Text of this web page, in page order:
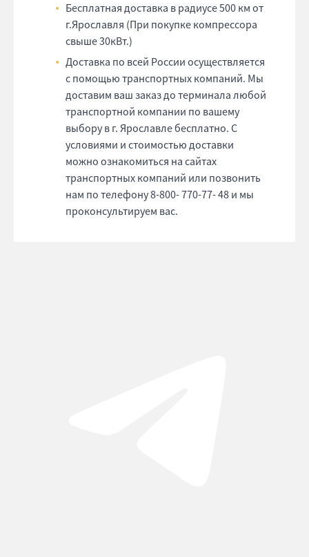
Бесплатная доставка в радиусе 500 км от
г.Ярославля (При покупке компрессора
свыше 30кВт.)
Доставка по всей России осуществляется
с помощью транспортных компаний. Мы
доставим ваш заказ до терминала любой
транспортной компании по вашему
выбору в г. Ярославле бесплатно. С
условиями и стоимостью доставки
можно ознакомиться на сайтах
транспортных компаний или позвонить
нам по телефону 8-800- 770-77- 48 и мы
проконсультируем вас.